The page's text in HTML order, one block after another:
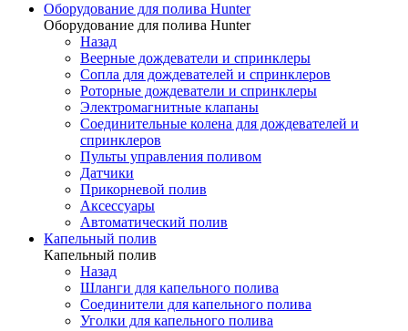
Оборудование для полива Hunter
Оборудование для полива Hunter
Назад
Веерные дождеватели и спринклеры
Сопла для дождевателей и спринклеров
Роторные дождеватели и спринклеры
Электромагнитные клапаны
Соединительные колена для дождевателей и
спринклеров
Пульты управления поливом
Датчики
Прикорневой полив
Аксессуары
Автоматический полив
Капельный полив
Капельный полив
Назад
Шланги для капельного полива
Соединители для капельного полива
Уголки для капельного полива